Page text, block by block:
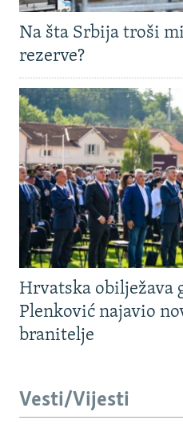
Na šta Srbija troši
rezerve?
Hrvatska obilježava
Plenković najavio
branitelje
Vesti/Vijesti